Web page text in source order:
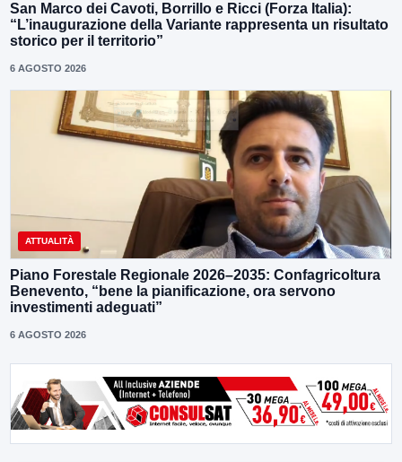
San Marco dei Cavoti, Borrillo e Ricci (Forza Italia):
“L’inaugurazione della Variante rappresenta un risultato
storico per il territorio”
6 AGOSTO 2026
ATTUALITÀ
Piano Forestale Regionale 2026–2035: Confagricoltura
Benevento, “bene la pianificazione, ora servono
investimenti adeguati”
6 AGOSTO 2026